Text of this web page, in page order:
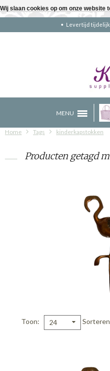
Levertijd tijdelijk
MENU
Home Tags kinderkapstokken
Producten getagd
Toon 24
Wij slaan cookies op om onze website